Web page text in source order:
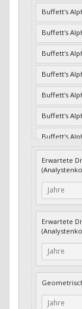
Buffett's
Buffett's
Buffett's
Buffett's
Buffett's
Buffett's
Buffett's
Buffett's
/ Assets
Buffett's
Profits /
Income /
Buffett's
Income /
Cash-Quote
CFO /
Erwartete
Jahre
Erwartete
Jahre
Jahre